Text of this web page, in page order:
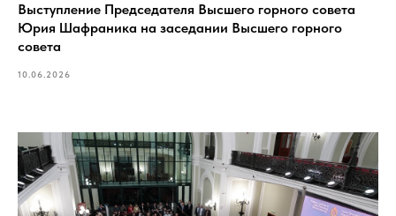
Выступление Председателя Высшего горного совета
Юрия Шафраника на заседании Высшего горного
совета
10.06.2026